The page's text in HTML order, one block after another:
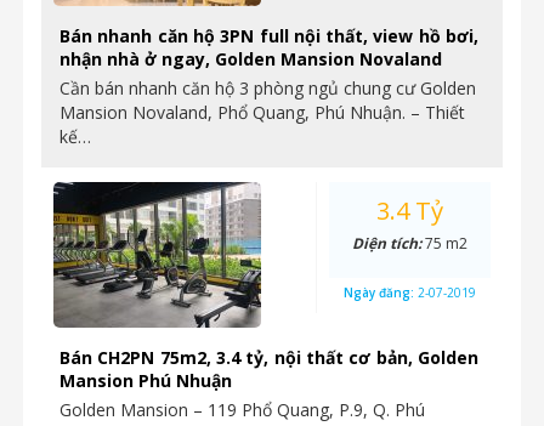
Bán nhanh căn hộ 3PN full nội thất, view hồ bơi,
nhận nhà ở ngay, Golden Mansion Novaland
Cần bán nhanh căn hộ 3 phòng ngủ chung cư Golden
Mansion Novaland, Phổ Quang, Phú Nhuận. – Thiết
kế…
Bán CH2PN 75m2, 3.4 tỷ, nội thất cơ bản, Golden
Mansion Phú Nhuận
Golden Mansion – 119 Phổ Quang, P.9, Q. Phú
3.4 Tỷ
Diện tích:75 m2
Ngày đăng: 2-07-2019